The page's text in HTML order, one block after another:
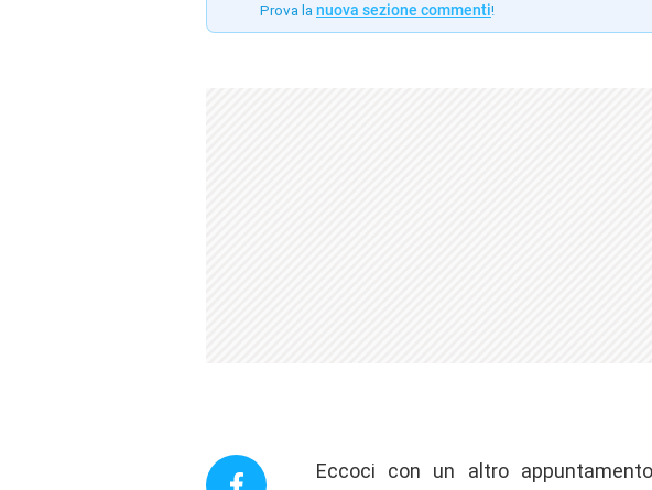
Prova la nuova sezione commenti!
Eccoci con un altro